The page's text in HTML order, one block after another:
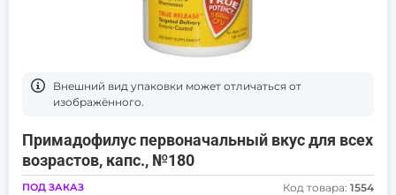
Bнешний вид упаковки может отличаться от
изображённого.
Примадофилус первоначальный вкус для всех
возрастов, капс., №180
ПОД ЗАКАЗ Код товара: 1554